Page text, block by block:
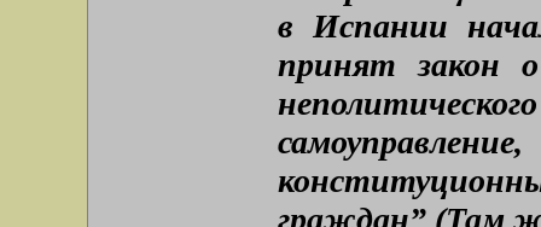
в Испании
принят закон